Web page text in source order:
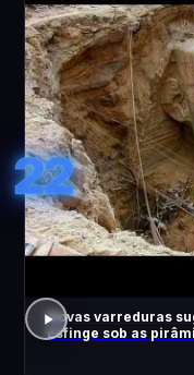
22
Novas varreduras
Esfinge sob as